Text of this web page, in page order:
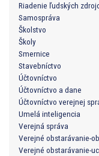
Riadenie ľudských
Samospráva
Školstvo
Školy
Smernice
Stavebníctvo
Účtovníctvo
Účtovníctvo a dane
Účtovníctvo verejnej
Umelá inteligencia
Verejná správa
Verejné obstarávanie-
Verejné obstarávanie-